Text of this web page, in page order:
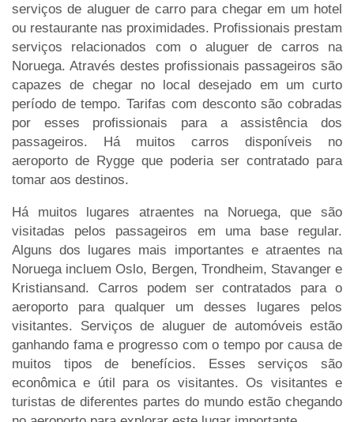
serviços de aluguer de carro para chegar em um hotel
ou restaurante nas proximidades. Profissionais prestam
serviços relacionados com o aluguer de carros na
Noruega. Através destes profissionais passageiros são
capazes de chegar no local desejado em um curto
período de tempo. Tarifas com desconto são cobradas
por esses profissionais para a assistência dos
passageiros. Há muitos carros disponíveis no
aeroporto de Rygge que poderia ser contratado para
tomar aos destinos.
Há muitos lugares atraentes na Noruega, que são
visitadas pelos passageiros em uma base regular.
Alguns dos lugares mais importantes e atraentes na
Noruega incluem Oslo, Bergen, Trondheim, Stavanger e
Kristiansand. Carros podem ser contratados para o
aeroporto para qualquer um desses lugares pelos
visitantes. Serviços de aluguer de automóveis estão
ganhando fama e progresso com o tempo por causa de
muitos tipos de benefícios. Esses serviços são
econômica e útil para os visitantes. Os visitantes e
turistas de diferentes partes do mundo estão chegando